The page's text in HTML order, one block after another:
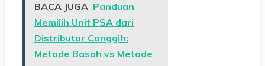
BACA JUGA Panduan
Memilih Unit PSA dari
Distributor Canggih:
Metode Basah vs Metode